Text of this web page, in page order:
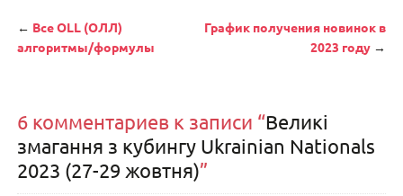
Навигация
← Все OLL (ОЛЛ)
алгоритмы/формулы
График получения новинок в
2023 году →
6 комментариев к записи “Великі
змагання з кубингу Ukrainian Nationals
2023 (27-29 жовтня)”